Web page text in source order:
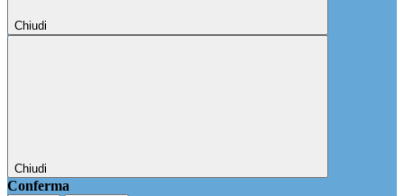
Chiudi
Chiudi
Conferma